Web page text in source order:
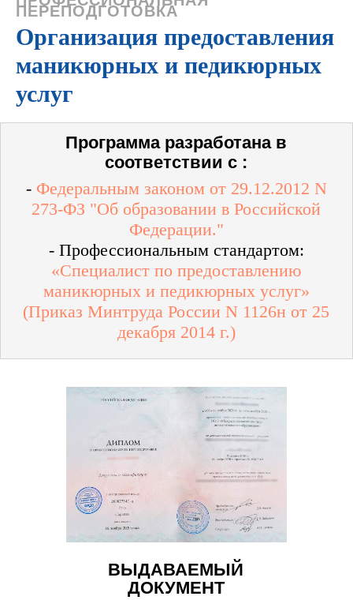
ПЕРЕПОДГОТОВКА
Организация предоставления
маникюрных и педикюрных
услуг
Программа разработана в
соответствии с :
- Федеральным законом от 29.12.2012 N
273-ФЗ "Об образовании в Российской
Федерации."
- Профессиональным стандартом:
«Специалист по предоставлению
маникюрных и педикюрных услуг»
(Приказ Минтруда России N 1126н от 25
декабря 2014 г.)
ВЫДАВАЕМЫЙ
ДОКУМЕНТ